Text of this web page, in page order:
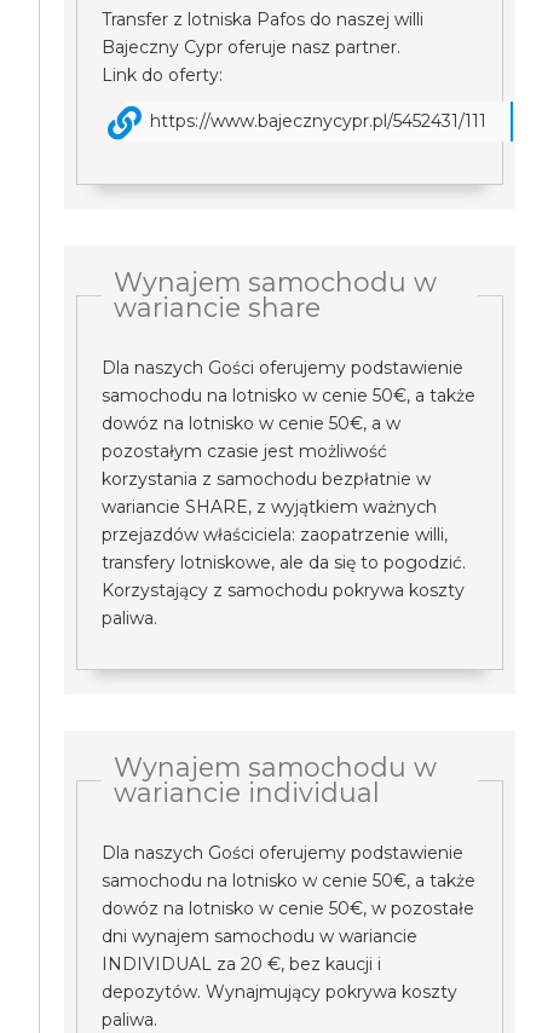
Transfer z lotniska Pafos do naszej willi
Bajeczny Cypr oferuje nasz partner.
Link do oferty:
https://www.bajecznycypr.pl/5452431/111
Wynajem samochodu w
wariancie share
Dla naszych Gości oferujemy podstawienie
samochodu na lotnisko w cenie 50€, a także
dowóz na lotnisko w cenie 50€, a w
pozostałym czasie jest możliwość
korzystania z samochodu bezpłatnie w
wariancie SHARE, z wyjątkiem ważnych
przejazdów właściciela: zaopatrzenie willi,
transfery lotniskowe, ale da się to pogodzić.
Korzystający z samochodu pokrywa koszty
paliwa.
Wynajem samochodu w
wariancie individual
Dla naszych Gości oferujemy podstawienie
samochodu na lotnisko w cenie 50€, a także
dowóz na lotnisko w cenie 50€, w pozostałe
dni wynajem samochodu w wariancie
INDIVIDUAL za 20 €, bez kaucji i
depozytów. Wynajmujący pokrywa koszty
paliwa.